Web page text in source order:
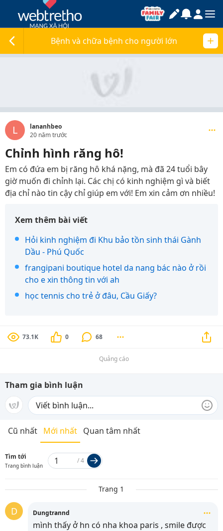
Bệnh và chữa bệnh cho người lớn
L
lananhbeo
20 năm trước
Chỉnh hình răng hô!
Em có đứa em bị răng hô khá nặng, mà đã 24 tuổi bây
giờ muốn đi chỉnh lại. Các chị có kinh nghiệm gì và biết
địa chỉ nào tin cậy chỉ giúp em với! Em xin cảm ơn nhiều!
Xem thêm bài viết
Hỏi kinh nghiệm đi Khu bảo tồn sinh thái Gành
Dầu - Phú Quốc
frangipani boutique hotel da nang bác nào ở rồi
cho e xin thông tin với ah
học tennis cho trẻ ở đâu, Cầu Giấy?
73.1K 0 68
Quảng cáo
Tham gia bình luận
Cũ nhất Mới nhất Quan tâm nhất
Tìm tới
Trang bình luận
/4
Trang 1
D Dungtrannd
mình thấy ở hn có nha khoa paris , smile được